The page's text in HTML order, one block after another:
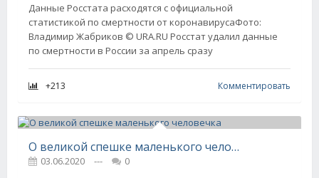
Данные Росстата расходятся с официальной
статистикой по смертности от коронавирусаФото:
Владимир Жабриков © URA.RU Росстат удалил данные
по смертности в России за апрель сразу
+213 Комментировать
О великой спешке маленького человечка
03.06.2020 ---
0